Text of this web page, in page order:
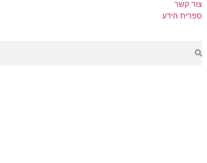
צור קשר
ספרית הידע